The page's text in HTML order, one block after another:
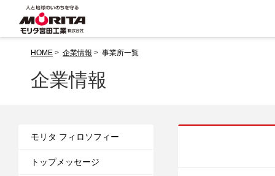
HOME > 企業情報 > 事業所一覧
企業情報
モリタ フィロソフィー
トップメッセージ